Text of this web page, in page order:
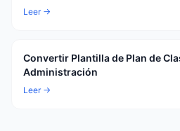
Leer →
Convertir Plantilla de Plan de
Administración
Leer →